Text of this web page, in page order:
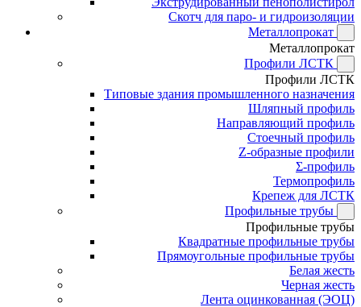
Скотч для паро- и гидроизоляции
Металлопрокат
Металлопрокат
Профили ЛСТК
Профили ЛСТК
Типовые здания промышленного назначения
Шляпный профиль
Направляющий профиль
Стоечный профиль
Z-образные профили
Σ-профиль
Термопрофиль
Крепеж для ЛСТК
Профильные трубы
Профильные трубы
Квадратные профильные трубы
Прямоугольные профильные трубы
Белая жесть
Черная жесть
Лента оцинкованная (ЭОЦ)